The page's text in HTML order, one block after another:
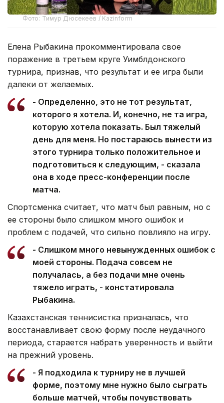
Фото: Тимур Дюсекеев / Kazinform
Елена Рыбакина прокомментировала свое
поражение в третьем круге Уимблдонского
турнира, признав, что результат и ее игра были
далеки от желаемых.
- Определенно, это не тот результат,
которого я хотела. И, конечно, не та игра,
которую хотела показать. Был тяжелый
день для меня. Но постараюсь вынести из
этого турнира только положительное и
подготовиться к следующим, - сказала
она в ходе пресс-конференции после
матча.
Спортсменка считает, что матч был равным, но с
ее стороны было слишком много ошибок и
проблем с подачей, что сильно повлияло на игру.
- Слишком много невынужденных ошибок с
моей стороны. Подача совсем не
получалась, а без подачи мне очень
тяжело играть, - констатировала
Рыбакина.
Казахстанская теннисистка призналась, что
восстанавливает свою форму после неудачного
периода, старается набрать уверенность и выйти
на прежний уровень.
- Я подходила к турниру не в лучшей
форме, поэтому мне нужно было сыграть
больше матчей, чтобы почувствовать